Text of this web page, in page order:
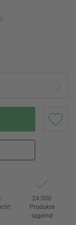
24.000
Produkte
lagernd